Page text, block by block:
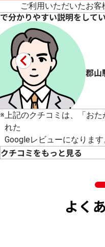
ご利用いただいたお客
出来ました
K.H様
清潔感があり
モレラ岐阜店
シャトー・オ
★★★★★
#シャトー・オ
接客が良かっ
ワインの買取
※ 上記のクチコミは、「お
れた
Googleレビューになります
クチコミをもっと見る
よく